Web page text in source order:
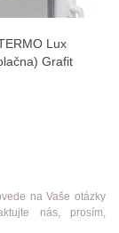
Lux
Grafit
na Vaše otázky
nás, prosím,